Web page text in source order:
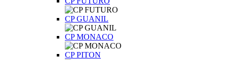
CP GUANIL
CP MONACO
CP PITON